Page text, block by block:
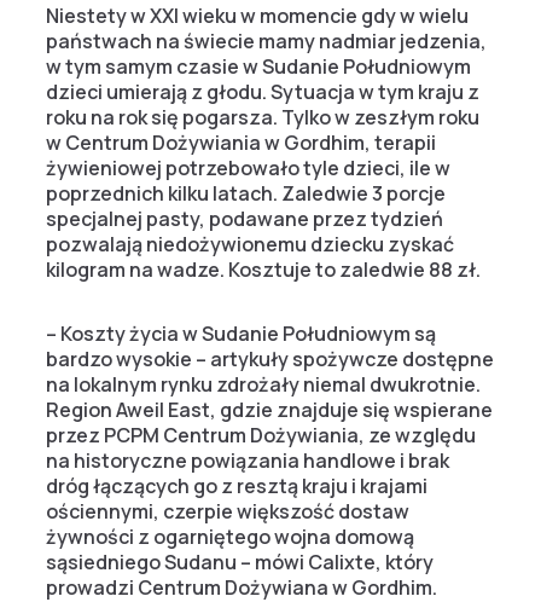
Niestety w XXI wieku w momencie gdy w wielu
państwach na świecie mamy nadmiar jedzenia,
w tym samym czasie w Sudanie Południowym
dzieci umierają z głodu. Sytuacja w tym kraju z
roku na rok się pogarsza. Tylko w zeszłym roku
w Centrum Dożywiania w Gordhim, terapii
żywieniowej potrzebowało tyle dzieci, ile w
poprzednich kilku latach. Zaledwie 3 porcje
specjalnej pasty, podawane przez tydzień
pozwalają niedożywionemu dziecku zyskać
kilogram na wadze. Kosztuje to zaledwie 88 zł.
– Koszty życia w Sudanie Południowym są
bardzo wysokie – artykuły spożywcze dostępne
na lokalnym rynku zdrożały niemal dwukrotnie.
Region Aweil East, gdzie znajduje się wspierane
przez PCPM Centrum Dożywiania, ze względu
na historyczne powiązania handlowe i brak
dróg łączących go z resztą kraju i krajami
ościennymi, czerpie większość dostaw
żywności z ogarniętego wojna domową
sąsiedniego Sudanu – mówi Calixte, który
prowadzi Centrum Dożywiana w Gordhim.